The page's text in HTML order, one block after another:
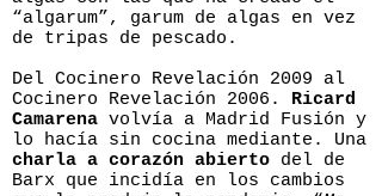
“algarum”, garum de algas en vez
de tripas de pescado.
Del Cocinero Revelación 2009 al
Cocinero Revelación 2006. Ricard
Camarena volvía a Madrid Fusión y
lo hacía sin cocina mediante. Una
charla a corazón abierto del de
Barx que incidía en los cambios